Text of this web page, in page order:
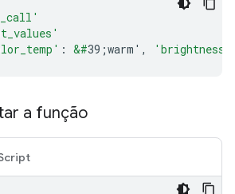
: &#39;warm' , 'brightness'
a função